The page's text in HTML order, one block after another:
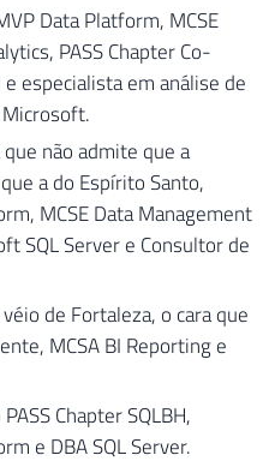
Data Platform, MCSE
PASS Chapter Co-
especialista em análise de
que não admite que a
a do Espírito Santo,
MCSE Data Management
SQL Server e Consultor de
de Fortaleza, o cara que
MCSA BI Reporting e
Chapter SQLBH,
e DBA SQL Server.